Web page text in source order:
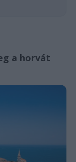
a horvát